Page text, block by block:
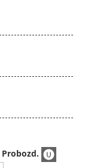
Probozd.